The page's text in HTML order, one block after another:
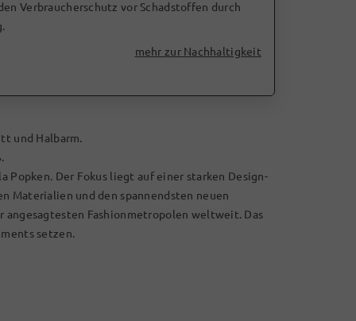
Verbraucherschutz vor Schadstoffen durch
mehr zur Nachhaltigkeit
und Halbarm.
Popken. Der Fokus liegt auf einer starken Design-
Materialien und den spannendsten neuen
angesagtesten Fashionmetropolen weltweit. Das
setzen.